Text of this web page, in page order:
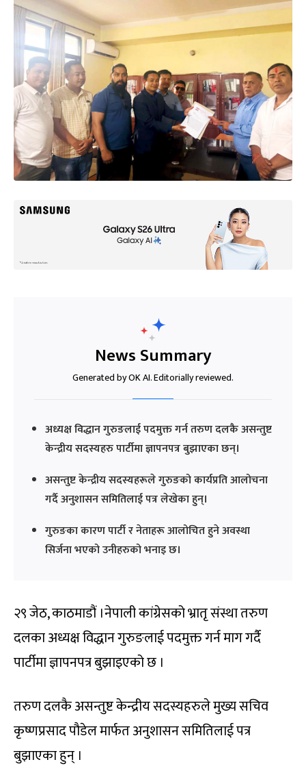
News Summary
Generated by OK AI. Editorially reviewed.
अध्यक्ष विद्धान गुरुङलाई पदमुक्त गर्न तरुण दलकै असन्तुष्ट
केन्द्रीय सदस्यहरु पार्टीमा ज्ञापनपत्र बुझाएका छन्।
असन्तुष्ट केन्द्रीय सदस्यहरूले गुरुङको कार्यप्रति आलोचना
गर्दै अनुशासन समितिलाई पत्र लेखेका हुन्।
गुरुङका कारण पार्टी र नेताहरू आलोचित हुने अवस्था
सिर्जना भएको उनीहरुको भनाइ छ।
२९ जेठ, काठमाडौं ।नेपाली कांग्रेसको भ्रातृ संस्था तरुण
दलका अध्यक्ष विद्धान गुरुङलाई पदमुक्त गर्न माग गर्दै
पार्टीमा ज्ञापनपत्र बुझाइएको छ ।
तरुण दलकै असन्तुष्ट केन्द्रीय सदस्यहरुले मुख्य सचिव
कृष्णप्रसाद पौडेल मार्फत अनुशासन समितिलाई पत्र
बुझाएका हुन् ।